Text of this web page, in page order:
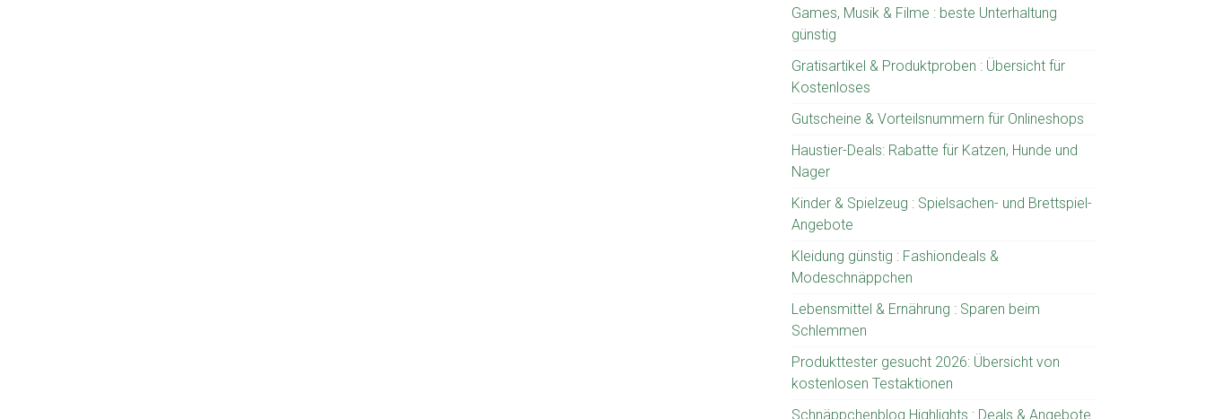
Games, Musik & Filme : beste Unterhaltung
günstig
Gratisartikel & Produktproben : Übersicht für
Kostenloses
Gutscheine & Vorteilsnummern für Onlineshops
Haustier-Deals: Rabatte für Katzen, Hunde und
Nager
Kinder & Spielzeug : Spielsachen- und Brettspiel-
Angebote
Kleidung günstig : Fashiondeals &
Modeschnäppchen
Lebensmittel & Ernährung : Sparen beim
Schlemmen
Produkttester gesucht 2026: Übersicht von
kostenlosen Testaktionen
Schnäppchenblog Highlights : Deals & Angebote